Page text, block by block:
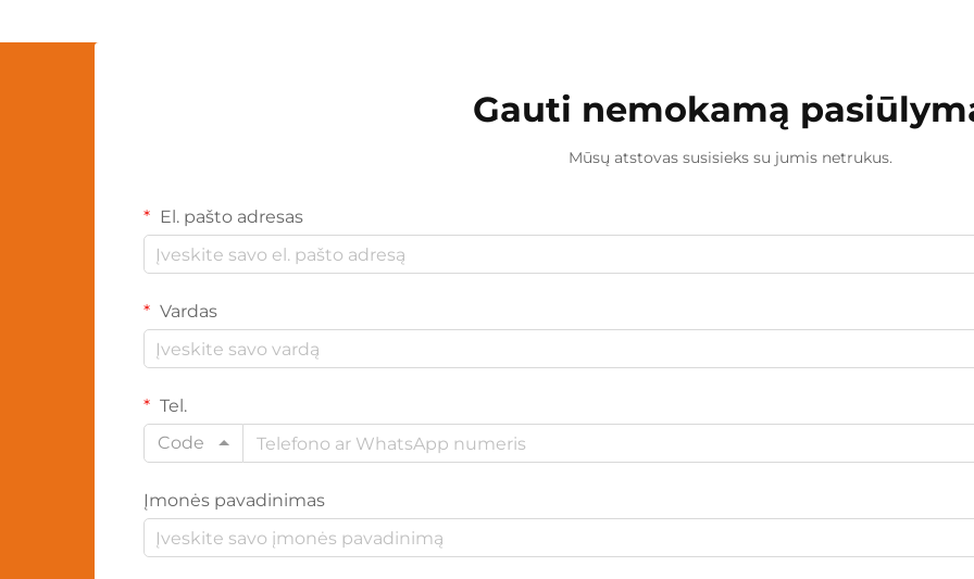
Gauti nemokamą
Mūsų atstovas susisieks su jumis netrukus.
El. pašto adresas
Vardas
Tel.
Code
Įmonės pavadinimas